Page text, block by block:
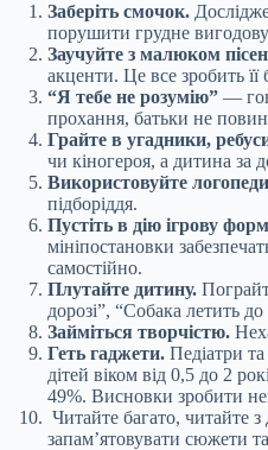
Заберіть смочок.
порушити грудне
Заучуйте з малюком
акценти. Це все зробить її
“Я тебе не розумію” —
прохання, батьки не
Грайте в угадники,
чи кіногероя, а дитина за
Використовуйте
підборіддя.
Пустіть в дію ігрову
мініпостановки
самостійно.
Плутайте дитину.
дорозі”, “Собака летить
Займіться творчістю.
Геть гаджети. Педіатри
дітей віком від 0,5 до 2
49%. Висновки зробити
Читайте багато, читайте
запам’ятовувати сюжети